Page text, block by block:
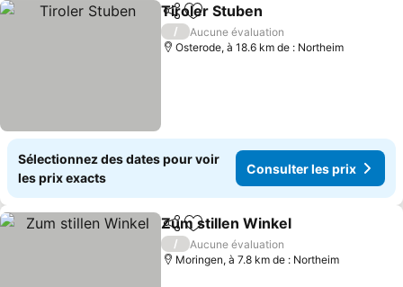
PartagerAjouter à mes favoris
Tiroler Stuben
/
Aucune évaluation
Osterode, à 18.6 km de : Northeim
Sélectionnez des dates pour voir
les prix exacts
Consulter les prix
PartagerAjouter à mes favoris
Zum stillen Winkel
/
Aucune évaluation
Moringen, à 7.8 km de : Northeim